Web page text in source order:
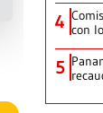
4 con
5